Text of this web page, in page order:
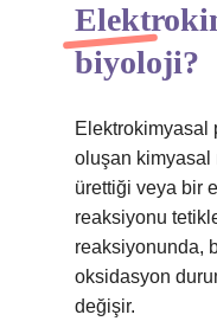
biyoloji?
Elektrokimyasal
oluşan kimyasal
ürettiği veya bir
reaksiyonu
reaksiyonunda,
oksidasyon
değişir.